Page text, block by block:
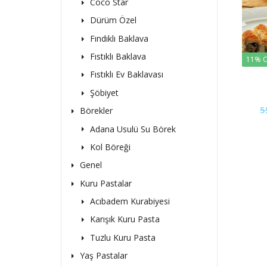
11%
Dürüm Özel
Fındıklı Baklava
Fıstıklı Baklava
Fıstıklı Ev Baklavası
Şöbiyet
Börekler
Adana Usulü Su Börek
Kol Böreği
Genel
Kuru Pastalar
Acıbadem Kurabiyesi
Karışık Kuru Pasta
Tuzlu Kuru Pasta
Yaş Pastalar